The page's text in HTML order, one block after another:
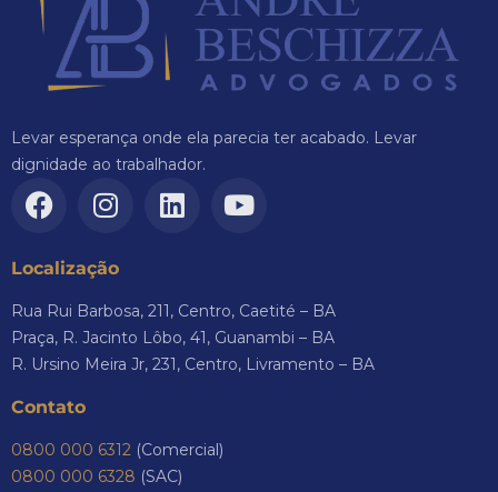
Levar esperança onde ela parecia ter acabado. Levar
dignidade ao trabalhador.
Localização
Rua Rui Barbosa, 211, Centro, Caetité – BA
Praça, R. Jacinto Lôbo, 41, Guanambi – BA
R. Ursino Meira Jr, 231, Centro, Livramento – BA
Contato
0800 000 6312 (Comercial)
0800 000 6328 (SAC)